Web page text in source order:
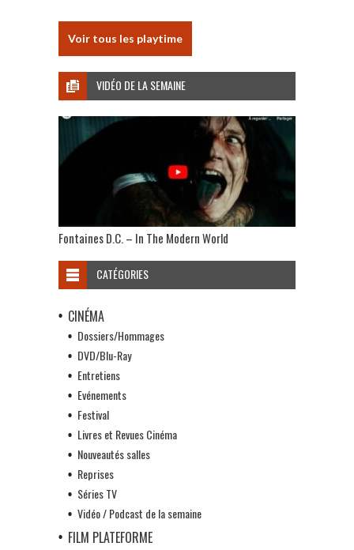
Voir tous les playtime
VIDÉO DE LA SEMAINE
Fontaines D.C. – In The Modern World
CATÉGORIES
CINÉMA
Dossiers/Hommages
DVD/Blu-Ray
Entretiens
Evénements
Festival
Livres et Revues Cinéma
Nouveautés salles
Reprises
Séries TV
Vidéo / Podcast de la semaine
FILM PLATEFORME